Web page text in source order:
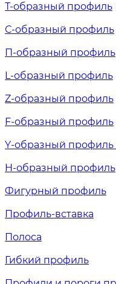
Т-образный профиль
С-образный профиль
П-образный профиль
L-образный профиль
Z-образный профиль
F-образный профиль
Y-образный профиль
H-образный профиль
Фигурный профиль
Профиль-вставка
Полоса
Гибкий профиль